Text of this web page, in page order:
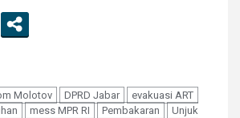
Molotov DPRD Jabar
evakuasi ART
mess MPR RI Pembakaran
Unjuk